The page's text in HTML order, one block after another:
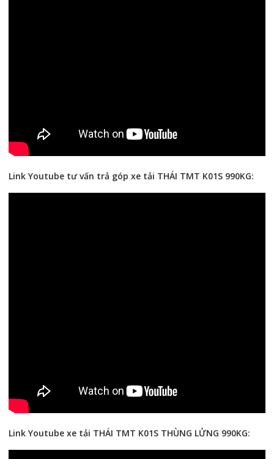
Link Youtube tư vấn trả góp xe tải THÁI TMT K01S 990KG:
Link Youtube xe tải THÁI TMT K01S THÙNG LỬNG 990KG: